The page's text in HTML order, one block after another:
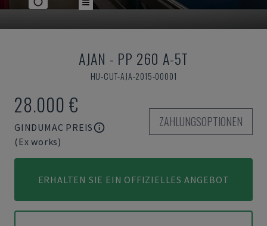
AJAN - PP 260 A-5T
HU-CUT-AJA-2015-00001
28.000 €
GINDUMAC PREIS
(Ex works)
ZAHLUNGSOPTIONEN
ERHALTEN SIE EIN OFFIZIELLES ANGEBOT